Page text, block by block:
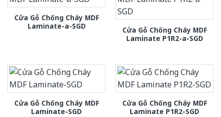
Cửa Gỗ Chống Cháy MDF
Laminate-a-SGD
Cửa Gỗ Chống Cháy MDF
Laminate P1R2-a-SGD
Cửa Gỗ Chống Cháy MDF
Laminate-SGD
Cửa Gỗ Chống Cháy MDF
Laminate P1R2-SGD